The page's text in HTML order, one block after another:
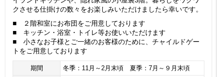
クさせる仕掛けの数々をお楽しみいただけましたら幸いです。
■ ２階和室にお布団をご用意しております
■ キッチン・浴室・トイレ等お使いいただけます
■ 小さなお子様とご一緒のお客様のために、チャイルドゲー
トをご用意しております
期間
冬季：11月～2月末頃 夏季：7月～９月末頃